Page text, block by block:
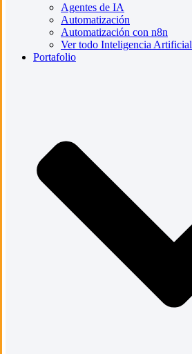
Agentes de IA
Automatización
Automatización con n8n
Ver todo Inteligencia Artificial
Portafolio